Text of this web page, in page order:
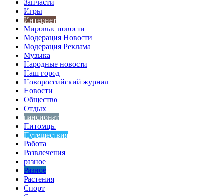
Запчасти
Игры
Интернет
Мировые новости
Модерация Новости
Модерация Реклама
Музыка
Народные новости
Наш город
Новороссийский журнал
Новости
Общество
Отдых
пансионат
Питомцы
Путешествия
Работа
Развлечения
разное
Разное
Растения
Спорт